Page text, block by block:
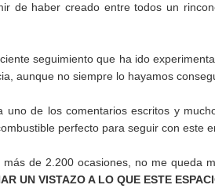
de haber creado entre todos un
seguimiento que ha ido
aunque no siempre lo hayamos
uno de los comentarios escritos y
perfecto para seguir con este
de 2.200 ocasiones, no me queda
UN VISTAZO A LO QUE ESTE